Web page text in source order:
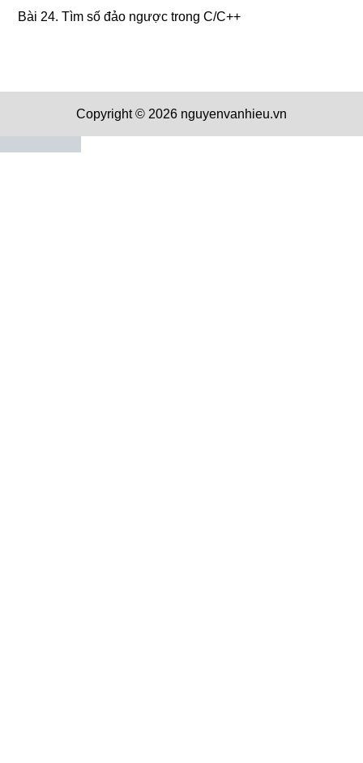
Bài 24. Tìm số đảo ngược trong C/C++
Copyright © 2026 nguyenvanhieu.vn